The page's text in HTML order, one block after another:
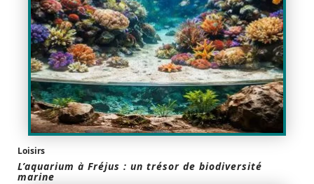
Loisirs
L’aquarium à Fréjus : un trésor de biodiversité
marine